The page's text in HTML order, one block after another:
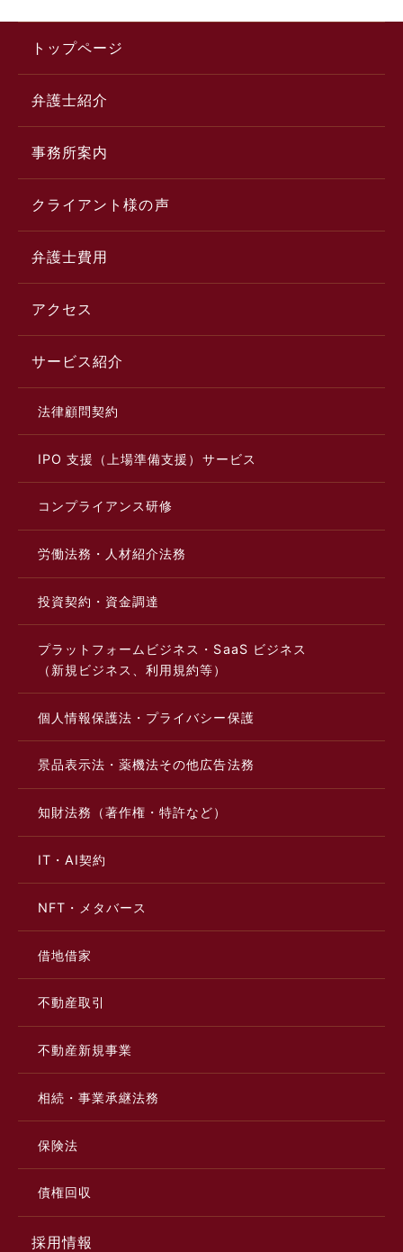
トップページ
弁護士紹介
事務所案内
クライアント様の声
弁護士費用
アクセス
サービス紹介
法律顧問契約
IPO 支援（上場準備支援）サービス
コンプライアンス研修
労働法務・人材紹介法務
投資契約・資金調達
プラットフォームビジネス・SaaS ビジネス
（新規ビジネス、利用規約等）
個人情報保護法・プライバシー保護
景品表示法・薬機法その他広告法務
知財法務（著作権・特許など）
IT・AI契約
NFT・メタバース
借地借家
不動産取引
不動産新規事業
相続・事業承継法務
保険法
債権回収
採用情報